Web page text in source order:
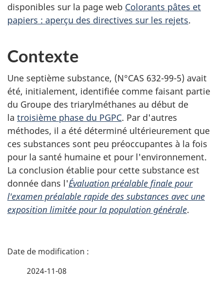
disponibles sur la page web Colorants pâtes et
papiers : aperçu des directives sur les rejets.
Contexte
Une septième substance, (N°CAS 632-99-5) avait
été, initialement, identifiée comme faisant partie
du Groupe des triarylméthanes au début de
la troisième phase du PGPC. Par d'autres
méthodes, il a été déterminé ultérieurement que
ces substances sont peu préoccupantes à la fois
pour la santé humaine et pour l'environnement.
La conclusion établie pour cette substance est
donnée dans l'Évaluation préalable finale pour
l'examen préalable rapide des substances avec une
exposition limitée pour la population générale.
D
2024-11-08